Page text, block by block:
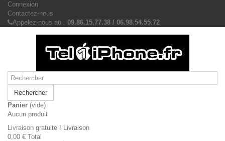
Connexion
Contactez-nous
Appelez-nous au : 09.86.15.77.38 / 06.98.54.55.72
Rechercher
Panier (vide)
Aucun produit
Livraison gratuite ! Livraison
0,00 € Total